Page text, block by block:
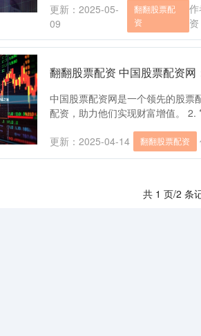
更新：2025-05-
09
翻翻股票配
资
资
翻翻股票配资 中国股票配资
中国股票配资网是一个领先的股票
配资，助力他们实现财富增值。
更新：2025-04-14 翻翻股票配资
共 1 页/2 条